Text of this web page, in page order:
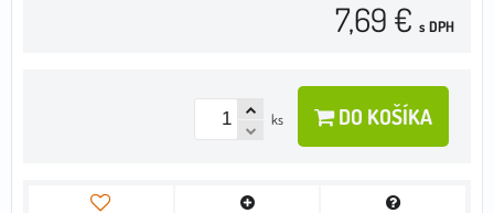
7,69 € s DPH
ks DO KOŠÍKA